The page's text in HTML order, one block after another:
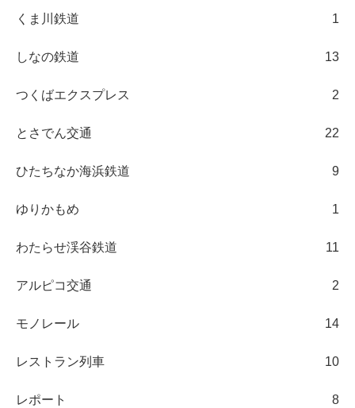
くま川鉄道 1
しなの鉄道 13
つくばエクスプレス 2
とさでん交通 22
ひたちなか海浜鉄道 9
ゆりかもめ 1
わたらせ渓谷鉄道 11
アルピコ交通 2
モノレール 14
レストラン列車 10
レポート 8